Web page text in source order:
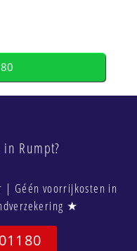
in Rumpt?
| Géén voorrijkosten in
★